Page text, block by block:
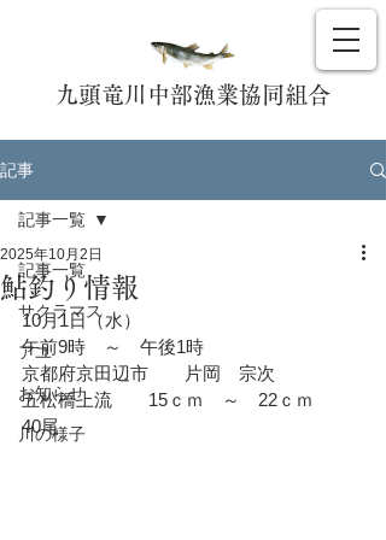
九頭竜川中部漁業協同組合
記事
記事一覧
サクラマス
アユ
お知らせ
川の様子
記事一覧
鮎釣り情報
2025年10月2日
10月1日（水）
午前9時　～　午後1時
京都府京田辺市　　片岡　宗次
五松橋上流　　15ｃｍ　～　22ｃｍ
40尾